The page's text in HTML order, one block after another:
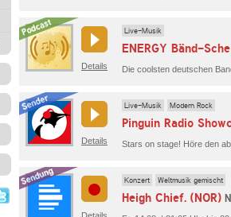
Details
Live-Musik
ENERGY Bänd-
Details
Live-Musik Modern Rock
Pinguin Radio
Konzert Weltmusik gemischt
Heigh Chief. (NOR)